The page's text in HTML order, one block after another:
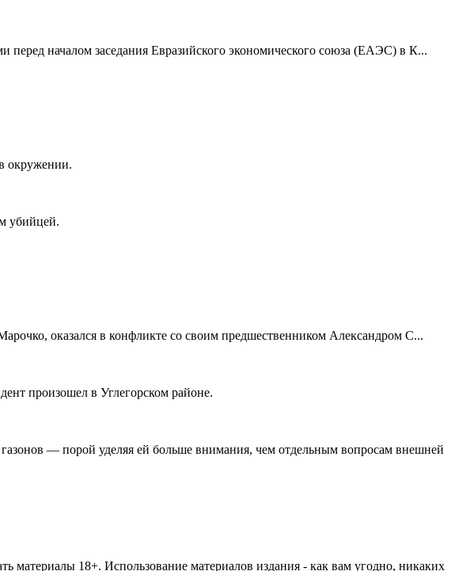
началом заседания Евразийского экономического союза (ЕАЭС) в К...
окружении.
убийцей.
оказался в конфликте со своим предшественником Александром С...
произошел в Углегорском районе.
— порой уделяя ей больше внимания, чем отдельным вопросам внешней
материалы 18+. Использование материалов издания - как вам угодно, никаких